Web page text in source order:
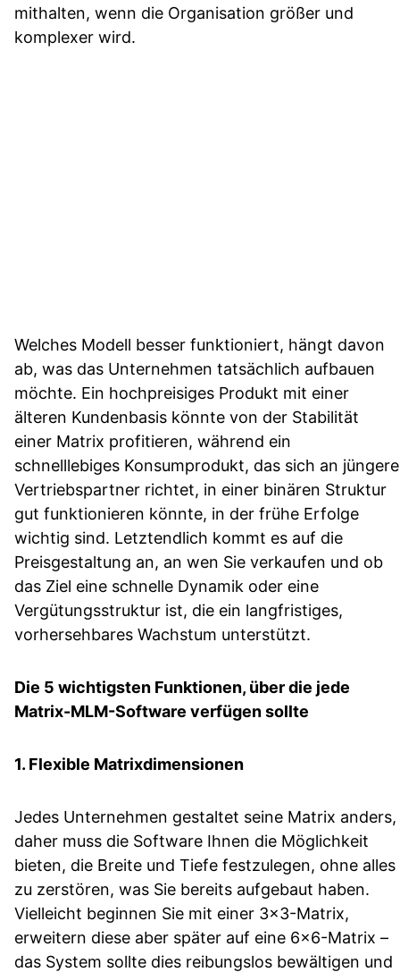
mithalten, wenn die Organisation größer und
komplexer wird.
Welches Modell besser funktioniert, hängt davon
ab, was das Unternehmen tatsächlich aufbauen
möchte. Ein hochpreisiges Produkt mit einer
älteren Kundenbasis könnte von der Stabilität
einer Matrix profitieren, während ein
schnelllebiges Konsumprodukt, das sich an jüngere
Vertriebspartner richtet, in einer binären Struktur
gut funktionieren könnte, in der frühe Erfolge
wichtig sind. Letztendlich kommt es auf die
Preisgestaltung an, an wen Sie verkaufen und ob
das Ziel eine schnelle Dynamik oder eine
Vergütungsstruktur ist, die ein langfristiges,
vorhersehbares Wachstum unterstützt.
Die 5 wichtigsten Funktionen, über die jede
Matrix-MLM-Software verfügen sollte
1. Flexible Matrixdimensionen
Jedes Unternehmen gestaltet seine Matrix anders,
daher muss die Software Ihnen die Möglichkeit
bieten, die Breite und Tiefe festzulegen, ohne alles
zu zerstören, was Sie bereits aufgebaut haben.
Vielleicht beginnen Sie mit einer 3×3-Matrix,
erweitern diese aber später auf eine 6×6-Matrix –
das System sollte dies reibungslos bewältigen und